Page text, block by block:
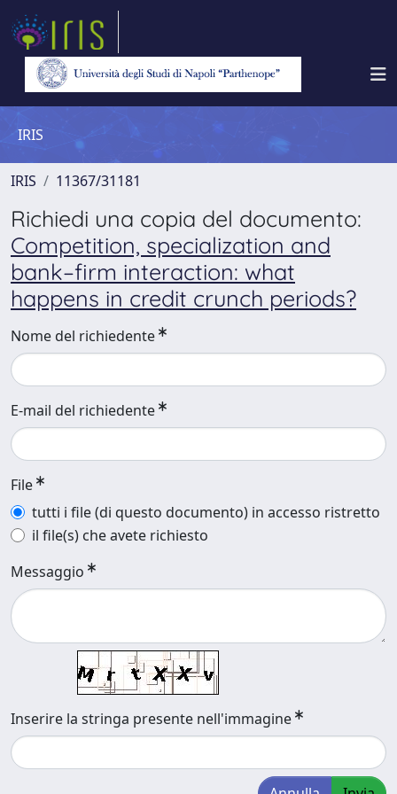
IRIS
IRIS 11367/31181
Richiedi una copia del documento:
Competition, specialization and
bank–firm interaction: what
happens in credit crunch periods?
Nome del richiedente
E-mail del richiedente
File
tutti i file (di questo documento) in accesso ristretto
il file(s) che avete richiesto
Messaggio
Inserire la stringa presente nell'immagine